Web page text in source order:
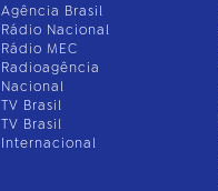
Agência Brasil
Rádio Nacional
Rádio MEC
Radioagência
Nacional
TV Brasil
TV Brasil
Internacional